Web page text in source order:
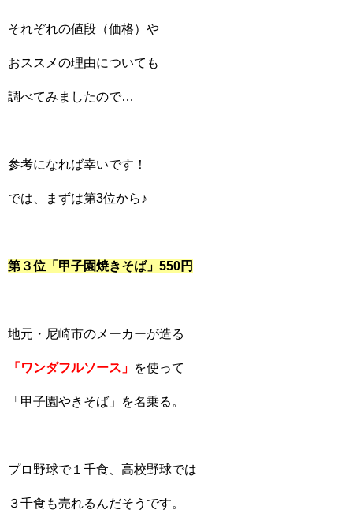
それぞれの値段（価格）や
おススメの理由についても
調べてみましたので…
参考になれば幸いです！
では、まずは第3位から♪
第３位「甲子園焼きそば」550円
地元・尼崎市のメーカーが造る
「ワンダフルソース」 を使って
「甲子園やきそば」を名乗る。
プロ野球で１千食、高校野球では
３千食も売れるんだそうです。